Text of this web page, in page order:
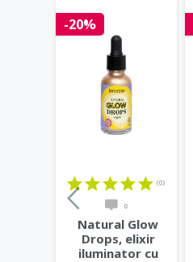
-20%
(0)
0
Natural Glow
Drops, elixir
iluminator cu